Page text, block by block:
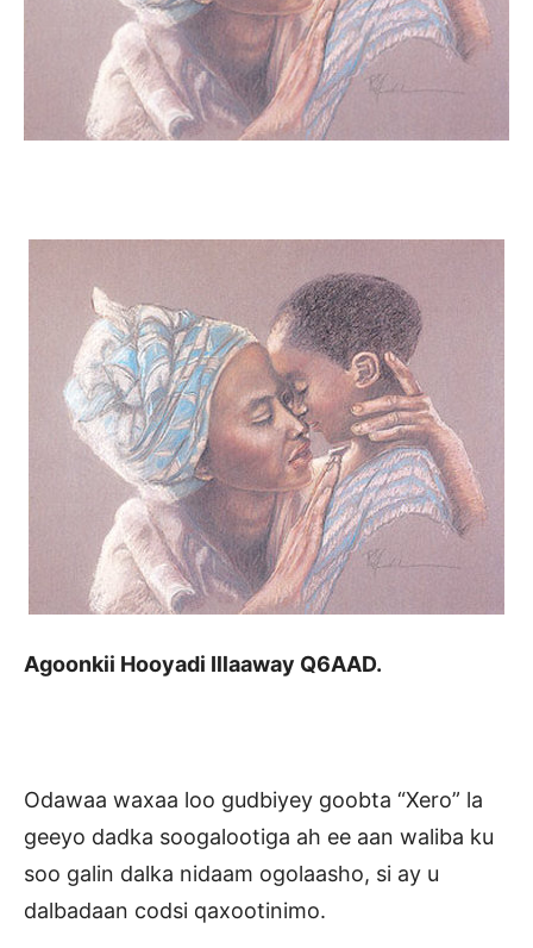
Agoonkii Hooyadi Illaaway Q6AAD.
Odawaa waxaa loo gudbiyey goobta “Xero” la
geeyo dadka soogalootiga ah ee aan waliba ku
soo galin dalka nidaam ogolaasho, si ay u
dalbadaan codsi qaxootinimo.